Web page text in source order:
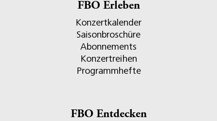
FBO Erleben
Konzertkalender
Saisonbroschüre
Abonnements
Konzertreihen
Programmhefte
FBO Entdecken